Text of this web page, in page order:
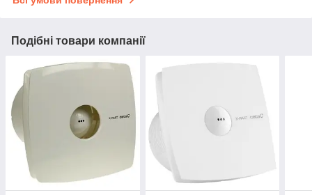
Подібні товари компанії